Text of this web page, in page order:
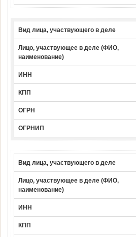
Вид лица, участвующего в деле
Лицо, участвующее в деле (ФИО,
наименование)
ИНН
КПП
ОГРН
ОГРНИП
Вид лица, участвующего в деле
Лицо, участвующее в деле (ФИО,
наименование)
ИНН
КПП